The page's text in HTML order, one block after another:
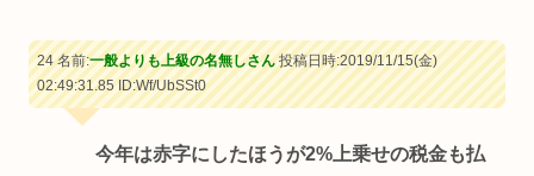
24 名前:一般よりも上級の名無しさん投稿日時:2019/11/15(金)
02:49:31.85ID:Wf/UbSSt0
今年は赤字にしたほうが2%上乗せの税金も払